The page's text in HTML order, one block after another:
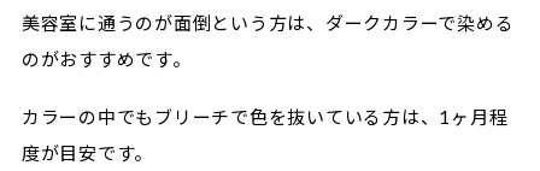
美容室に通うのが面倒という方は、ダークカラーで染める
のがおすすめです。
カラーの中でもブリーチで色を抜いている方は、1ヶ月程
度が目安です。